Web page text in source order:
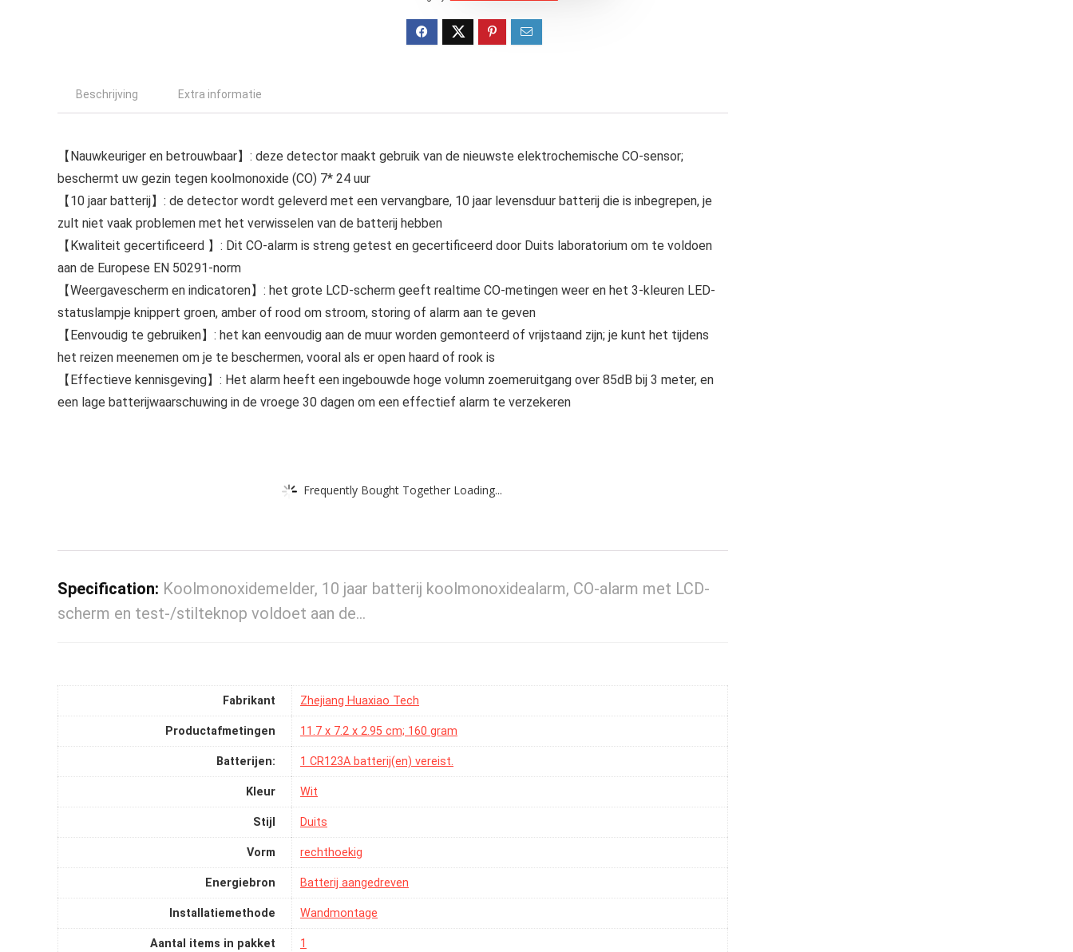
Beschrijving Extra informatie
【Nauwkeuriger en betrouwbaar】: deze detector maakt gebruik van de nieuwste elektrochemische CO-sensor;
beschermt uw gezin tegen koolmonoxide (CO) 7* 24 uur
【10 jaar batterij】: de detector wordt geleverd met een vervangbare, 10 jaar levensduur batterij die is inbegrepen, je
zult niet vaak problemen met het verwisselen van de batterij hebben
【Kwaliteit gecertificeerd 】: Dit CO-alarm is streng getest en gecertificeerd door Duits laboratorium om te voldoen
aan de Europese EN 50291-norm
【Weergavescherm en indicatoren】: het grote LCD-scherm geeft realtime CO-metingen weer en het 3-kleuren LED-
statuslampje knippert groen, amber of rood om stroom, storing of alarm aan te geven
【Eenvoudig te gebruiken】: het kan eenvoudig aan de muur worden gemonteerd of vrijstaand zijn; je kunt het tijdens
het reizen meenemen om je te beschermen, vooral als er open haard of rook is
【Effectieve kennisgeving】: Het alarm heeft een ingebouwde hoge volumn zoemeruitgang over 85dB bij 3 meter, en
een lage batterijwaarschuwing in de vroege 30 dagen om een effectief alarm te verzekeren
Frequently Bought Together Loading...
Specification: Koolmonoxidemelder, 10 jaar batterij koolmonoxidealarm, CO-alarm met LCD-
scherm en test-/stilteknop voldoet aan de…
Fabrikant ‎Zhejiang Huaxiao Tech
Productafmetingen ‎11.7 x 7.2 x 2.95 cm; 160 gram
Batterijen: ‎1 CR123A batterij(en) vereist.
Kleur ‎Wit
Stijl ‎Duits
Vorm ‎rechthoekig
Energiebron ‎Batterij aangedreven
Installatiemethode ‎Wandmontage
Aantal items in pakket ‎1